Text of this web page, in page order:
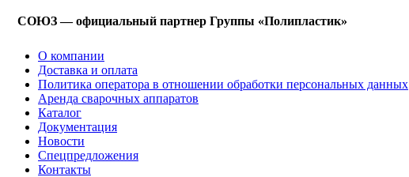
СОЮЗ — официальный партнер Группы «Полипластик»
О компании
Доставка и оплата
Политика оператора в отношении обработки персональных данных
Аренда сварочных аппаратов
Каталог
Документация
Новости
Спецпредложения
Контакты